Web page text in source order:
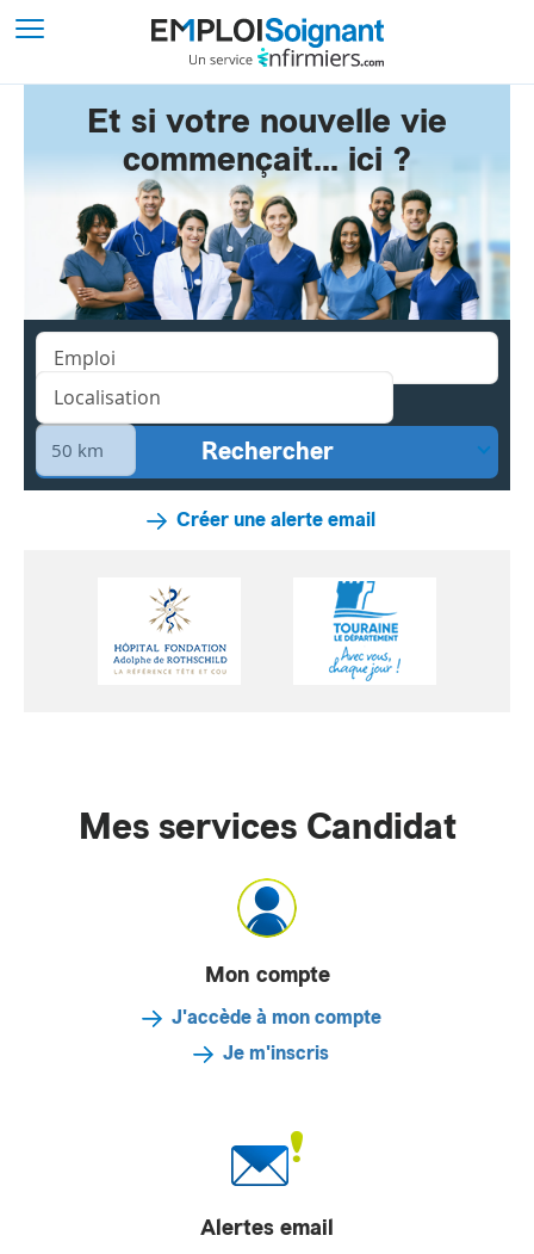
Et si votre nouvelle vie
commençait... ici ?
Créer une alerte email
Mes services Candidat
Mon compte
J'accède à mon compte
Je m'inscris
Alertes email